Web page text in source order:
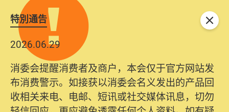
特別通告
2026.06.29
消委会提醒消费者及商户，本会仅于官方网站发
布消费警示。如接获以消委会名义发出的产品回
收相关来电、电邮、短讯或社交媒体讯息，切勿
关闭